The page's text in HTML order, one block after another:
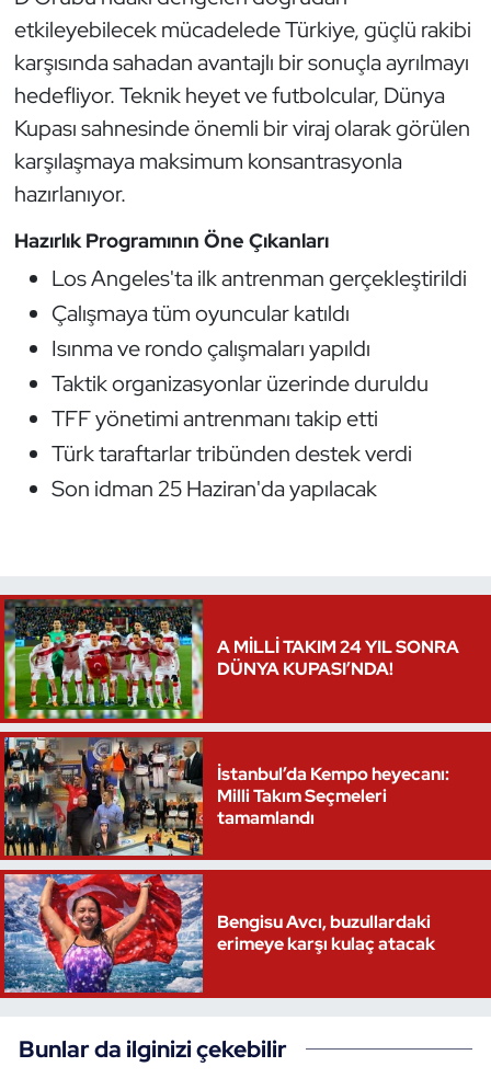
etkileyebilecek mücadelede Türkiye, güçlü rakibi
karşısında sahadan avantajlı bir sonuçla ayrılmayı
hedefliyor. Teknik heyet ve futbolcular, Dünya
Kupası sahnesinde önemli bir viraj olarak görülen
karşılaşmaya maksimum konsantrasyonla
hazırlanıyor.
Hazırlık Programının Öne Çıkanları
Los Angeles'ta ilk antrenman gerçekleştirildi
Çalışmaya tüm oyuncular katıldı
Isınma ve rondo çalışmaları yapıldı
Taktik organizasyonlar üzerinde duruldu
TFF yönetimi antrenmanı takip etti
Türk taraftarlar tribünden destek verdi
Son idman 25 Haziran'da yapılacak
A MİLLİ TAKIM 24 YIL SONRA
DÜNYA KUPASI’NDA!
İstanbul’da Kempo heyecanı:
Milli Takım Seçmeleri
tamamlandı
Bengisu Avcı, buzullardaki
erimeye karşı kulaç atacak
Bunlar da ilginizi çekebilir